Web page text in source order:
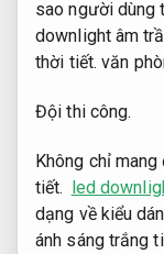
sao người dùng
downlight âm
thời tiết. văn
Đội thi công.
Không chỉ
tiết. led
dạng về kiểu
ánh sáng trắng